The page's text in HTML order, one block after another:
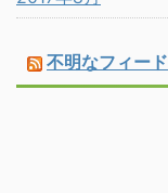
不明なフィード